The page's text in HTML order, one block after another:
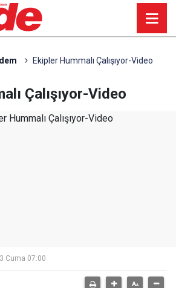
Ekipler Hummalı Çalışıyor-Video
Çalışıyor-Video
Cuma 07:00